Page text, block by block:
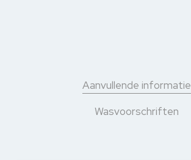
Aanvullende informatie
Wasvoorschriften